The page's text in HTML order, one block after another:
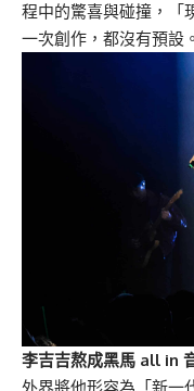
程中的驚喜與碰撞，「
一次創作，都沒有預設
李吉吉熬成黑馬 all in